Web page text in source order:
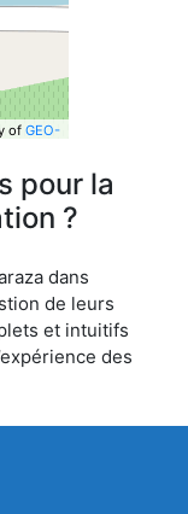
of GEO-
pour la
?
dans
de leurs
et intuitifs
des